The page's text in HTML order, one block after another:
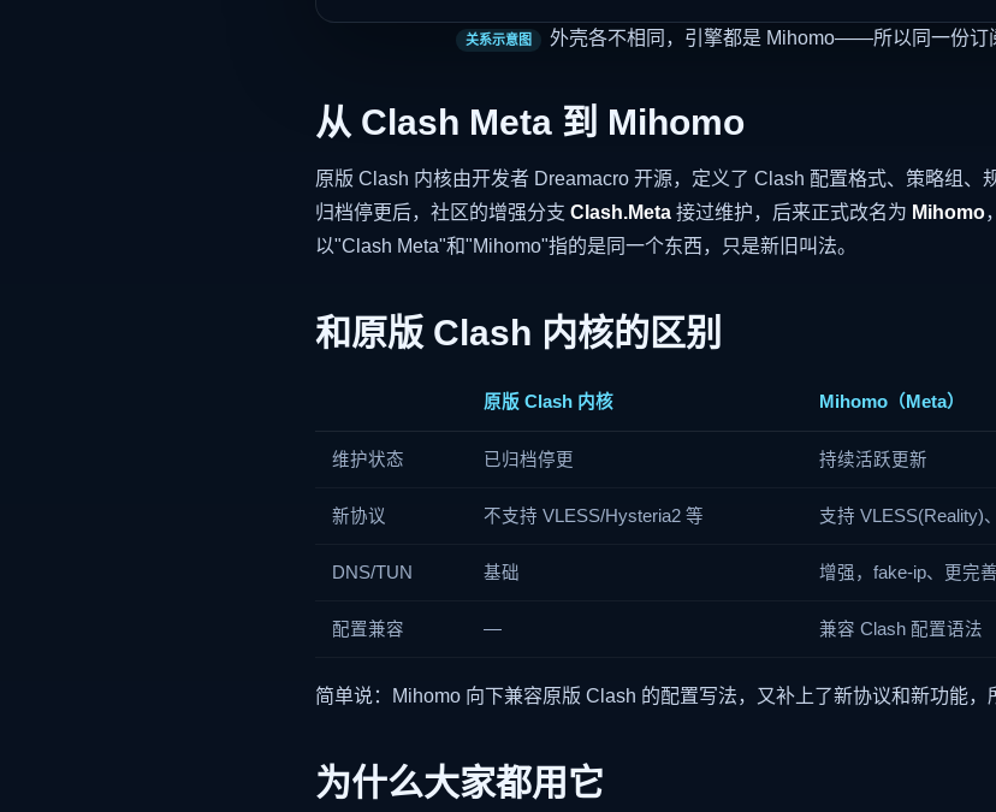
关系示意图 外壳各不相同，引擎都是 Mihomo——所以同一份订
从 Clash Meta 到 Mihomo
原版 Clash 内核由开发者 Dreamacro 开源，定义了 Clash 配置格式、策略组、
归档停更后，社区的增强分支 Clash.Meta 接过维护，后来正式改名为 Mihomo
以"Clash Meta"和"Mihomo"指的是同一个东西，只是新旧叫法。
和原版 Clash 内核的区别
原版 Clash 内核 Mihomo（Meta）
维护状态 已归档停更 持续活跃更新
新协议 不支持 VLESS/Hysteria2 等 支持 VLESS(Reality)
DNS/TUN 基础 增强，fake-ip、更完
配置兼容 — 兼容 Clash 配置语法
简单说：Mihomo 向下兼容原版 Clash 的配置写法，又补上了新协议和新功能，
为什么大家都用它